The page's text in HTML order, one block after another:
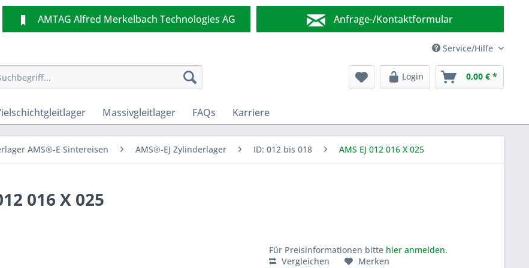
AMTAG Alfred Merkelbach Technologies AG
Anfrage-/Kontaktformular
Wir sind für Sie da! Service/Hilfe
Login 0,00 € *
Massivgleitlager FAQs Karriere
AMS®-E Sintereisen AMS®-EJ Zylinderlager ID: 012 bis 018 AMS EJ 012 016 X 025
016 X 025
Für Preisinformationen bitte hier anmelden.
Vergleichen
Merken